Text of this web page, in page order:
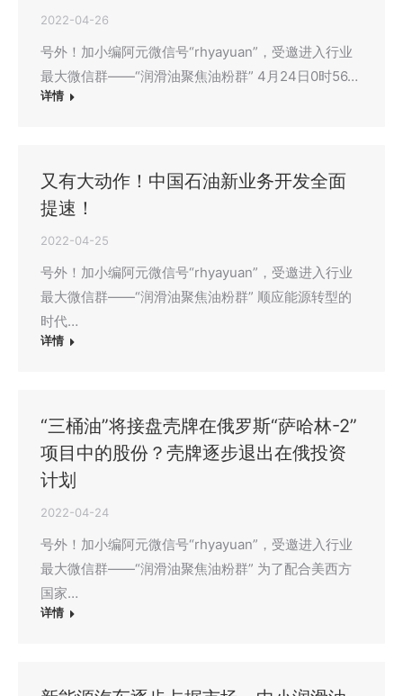
2022-04-26
号外！加小编阿元微信号“rhyayuan”，受邀进入行业
最大微信群——“润滑油聚焦油粉群” 4月24日0时56…
详情
又有大动作！中国石油新业务开发全面
提速！
2022-04-25
号外！加小编阿元微信号“rhyayuan”，受邀进入行业
最大微信群——“润滑油聚焦油粉群” 顺应能源转型的
时代…
详情
“三桶油”将接盘壳牌在俄罗斯“萨哈林-2”
项目中的股份？壳牌逐步退出在俄投资
计划
2022-04-24
号外！加小编阿元微信号“rhyayuan”，受邀进入行业
最大微信群——“润滑油聚焦油粉群” 为了配合美西方
国家…
详情